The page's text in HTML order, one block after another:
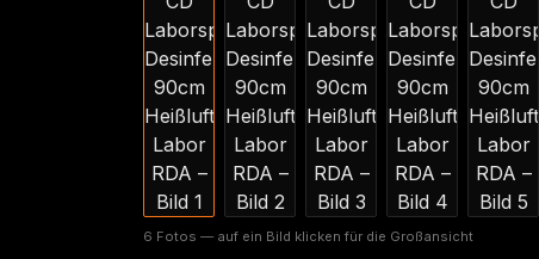
6 Fotos — auf ein Bild klicken für die Großansicht